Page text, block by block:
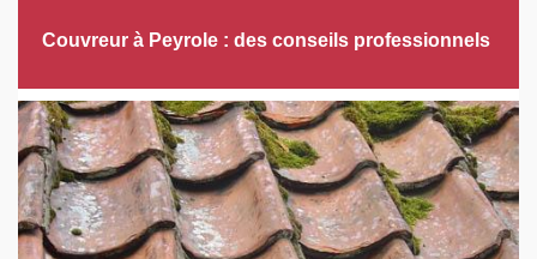
Couvreur à Peyrole : des conseils professionnels